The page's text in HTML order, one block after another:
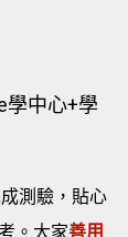
學中心+學
測驗，貼心
。大家善用